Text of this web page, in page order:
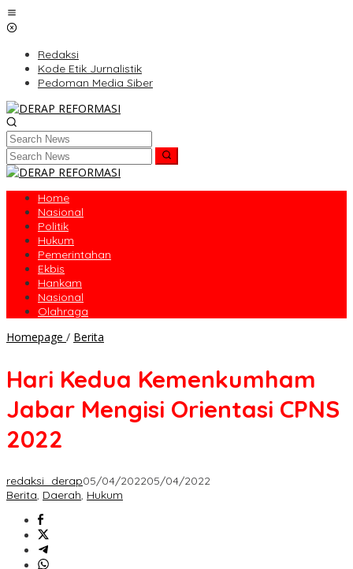
Skip
to
Redaksi
Kode Etik Jurnalistik
Pedoman Media Siber
Home
Nasional
Politik
Hukum
Pemerintahan
Ekbis
Hankam
Nasional
Olahraga
Homepage / Berita
Jabar
Orientasi
CPNS
Hari Kedua Kemenkumham
Jabar Mengisi Orientasi CPNS
2022
redaksi_derap05/04/202205/04/2022
Berita, Daerah, Hukum